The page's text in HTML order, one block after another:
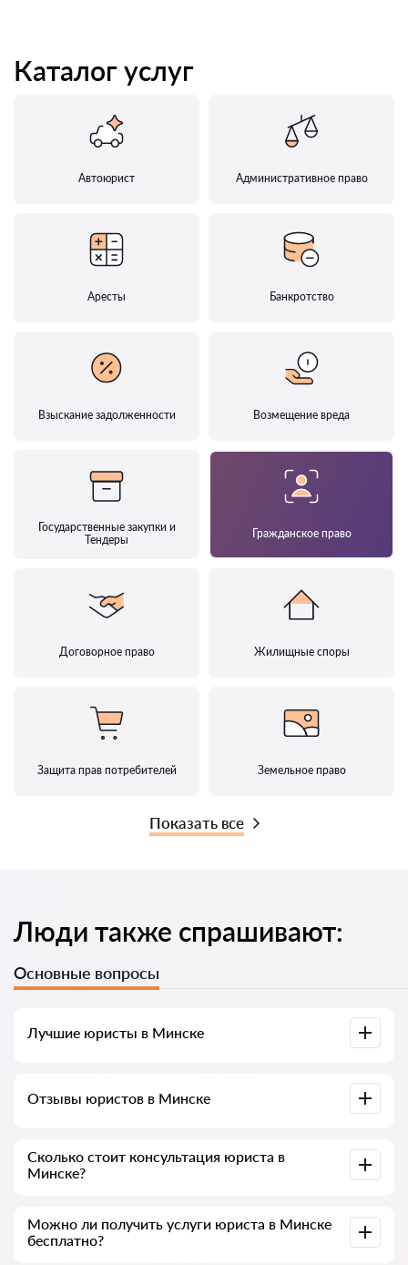
Каталог услуг
Автоюрист Административное право
Аресты Банкротство
Взыскание задолженности Возмещение вреда
Государственные закупки и
Тендеры
Гражданское право
Договорное право Жилищные споры
Защита прав потребителей Земельное право
Показать все
Люди также спрашивают:
Основные вопросы
Лучшие юристы в Минске
информацией. Цены, отзывы, номер телефона и адрес.
Отзывы юристов в Минске
мы не удаляем отрицательные отзывы и нет
возможности накрутить его.
Сколько стоит консультация юриста в
Минске?
и выше (цены могут меняться от сложности вопроса и
формы ответа)
Можно ли получить услуги юриста в Минске
бесплатно?